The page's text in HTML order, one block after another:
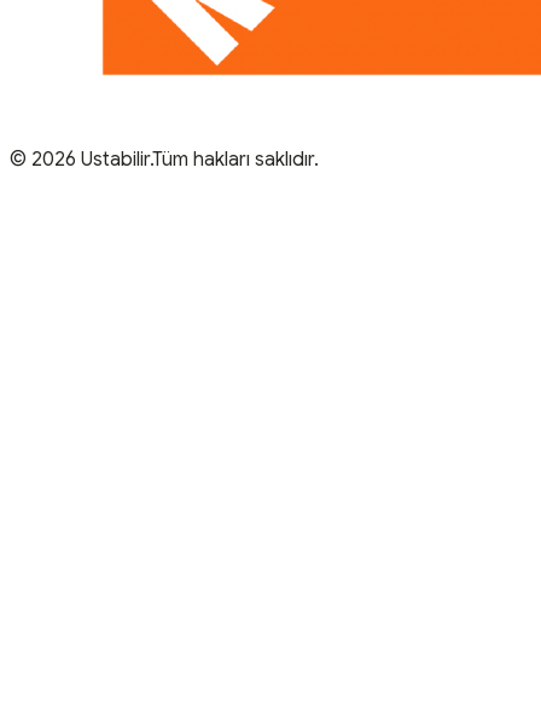
© 2026 Ustabilir.Tüm hakları saklıdır.